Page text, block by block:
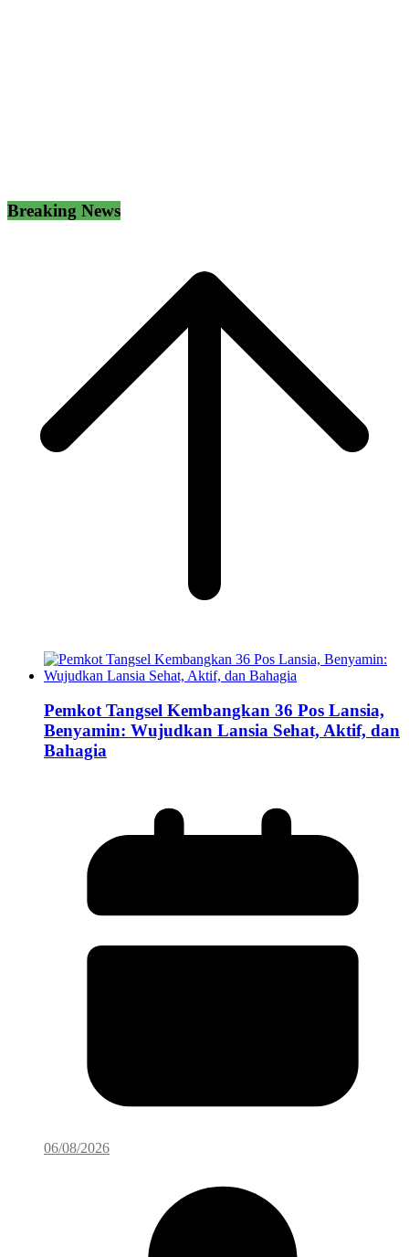
Breaking News
Pemkot Tangsel Kembangkan 36 Pos Lansia,
Benyamin: Wujudkan Lansia Sehat, Aktif, dan
Bahagia
06/08/2026